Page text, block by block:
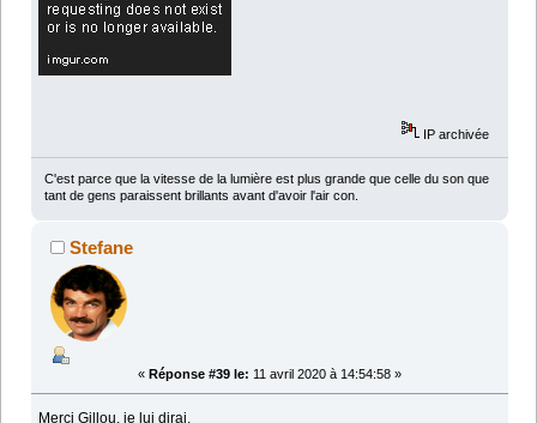
IP archivée
C'est parce que la vitesse de la lumière est plus grande que celle du son que
tant de gens paraissent brillants avant d'avoir l'air con.
Stefane
« Réponse #39 le: 11 avril 2020 à 14:54:58 »
Merci Gillou, je lui dirai.